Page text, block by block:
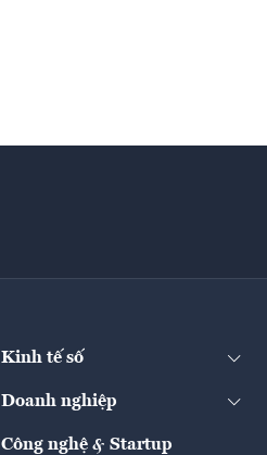
Kinh tế số
Doanh nghiệp
Công nghệ & Startup